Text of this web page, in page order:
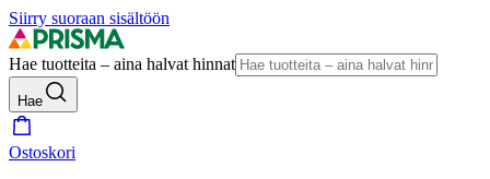
Siirry suoraan sisältöön
Hae tuotteita – aina halvat hinnat
Hae
Ostoskori